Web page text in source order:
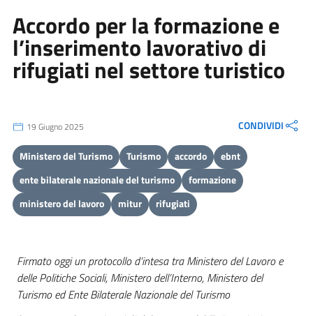
Accordo per la formazione e
l’inserimento lavorativo di
rifugiati nel settore turistico
19 Giugno 2025 CONDIVIDI
Ministero del Turismo Turismo accordo
ebnt
ente bilaterale nazionale del turismo
formazione
ministero del lavoro
mitur rifugiati
Firmato oggi un protocollo d’intesa tra Ministero del Lavoro e
delle Politiche Sociali, Ministero dell’Interno, Ministero del
Turismo ed Ente Bilaterale Nazionale del Turismo